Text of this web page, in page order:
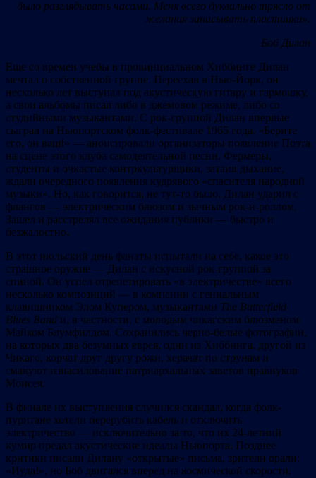
было разглядывать часами. Меня всего буквально трясло от
желания записывать пластинки».
Боб Дилан
Еще со времен учебы в провинциальном Хиббинге Дилан
мечтал о собственной группе. Переехав в Нью-Йорк, он
несколько лет выступал под акустическую гитару и гармошку,
а свои альбомы писал либо в джемовом режиме, либо со
студийными музыкантами. С рок-группой Дилан впервые
сыграл на Ньюпортском фолк-фестивале 1965 года. «Берите
его, он ваш!» — анонсировали организаторы появление Поэта
на сцене этого клуба самодеятельной песни. Фермеры,
студенты и очкастые контркультурщики, затаив дыхание,
ждали очередного появления кудрявого «спасителя народной
музыки». Но, как говорится, не тут-то было. Дилан ударил с
флангов — электрическим блюзом и зычным рок-н-роллом.
Зашел и расстрелял все ожидания публики — быстро и
безжалостно.
В этот июльский день фанаты испытали на себе, какое это
страшное оружие — Дилан с искусной рок-группой за
спиной. Он успел отрепетировать «в электричестве» всего
несколько композиций — в компании с гениальным
клавишником Элом Купером, музыкантами The Butterfield
Blues Band и, в частности, с молодым чикагским блюзменом
Майком Блумфилдом. Сохранились черно-белые фотографии,
на которых два безумных еврея, один из Хиббинга, другой из
Чикаго, корчат друг другу рожи, херачат по струнам и
смакуют изнасилование патриархальных заветов правнуков
Моисея.
В финале их выступления случился скандал, когда фолк-
пуритане хотели перерубить кабель и отключить
электричество — исключительно за то, что их 24-летний
кумир предал акустические идеалы Ньюпорта. Позднее
критики писали Дилану «открытые» письма, зрители орали:
«Иуда!», но Боб двигался вперед на космической скорости.